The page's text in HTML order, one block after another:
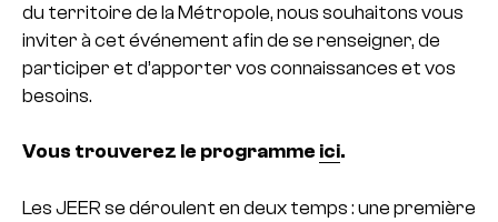
du territoire de la Métropole, nous souhaitons vous
inviter à cet événement afin de se renseigner, de
participer et d’apporter vos connaissances et vos
besoins.
Vous trouverez le programme ici.
Les JEER se déroulent en deux temps : une première